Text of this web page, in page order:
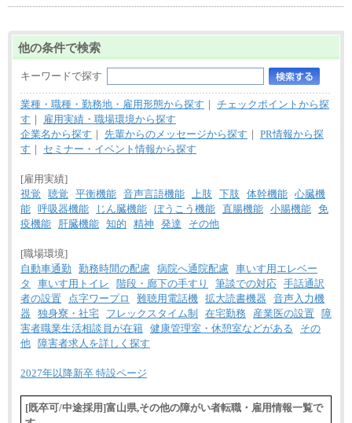
他の条件で検索
キーワードで探す
業種・職種・勤務地・雇用形態から探す ｜ チェックポイントから探
す ｜
雇用実績・職場環境から探す
企業名から探す ｜ 先輩からのメッセージから探す ｜ PR情報から探
す ｜ セミナー・イベント情報から探す
[雇用実績]
視覚
聴覚 平衡機能 音声言語機能 上肢 下肢 体幹機能 心臓機
能 呼吸器機能 じん臓機能 ぼうこう機能 直腸機能 小腸機能 免
疫機能
肝臓機能 知的 精神 発達 その他
[職場環境]
自動車通勤
勤務時間の配慮 病院へ通院配慮 車いす用エレベー
タ
車いす用トイレ 階段・廊下の手すり 筆談での対応 手話通訳
者の設置
点字ワープロ 難聴用電話機 拡大読書機器
音声入力機
器
独身寮・社宅 フレックスタイム制 在宅勤務 産業医の設置
障
害者職業生活相談員が在籍 健康管理室・休憩室などがある
その
他
障害者求人を詳しく探す
2027年以降新卒 特設ページ
[既卒可/中途採用]富山県,その他の障がい者転職・雇用情報一覧で